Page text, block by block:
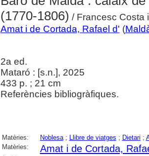
(1770-1806) / Francesc Costa
Amat i de Cortada, Rafael d' (
2a ed.
Mataró : [s.n.], 2025
433 p. ; 21 cm
Referències bibliogràfiques.
Matèries: Noblesa; Llibre de viatges ; Dietari ;
Matèries:
Amat i de Cortada,